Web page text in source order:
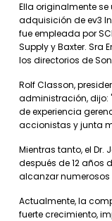
Ella originalmente se
adquisición de ev3
fue empleada por
Supply y Baxter. Sra
los directorios de
Rolf Classon,
administración, dijo:
de experiencia
accionistas y junta
Mientras tanto, el Dr.
después de 12 años
alcanzar
Actualmente, la
fuerte crecimiento,